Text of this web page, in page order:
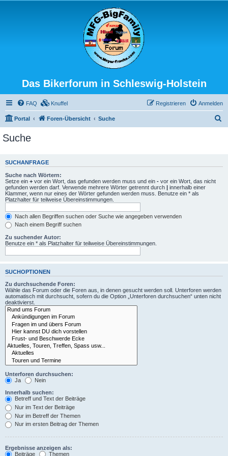
Das Bikerforum in Schleswig-Holstein
FAQ Knuffel Anmelden
Registrieren
Portal Foren-Übersicht Suche
e
Suche
SUCHANFRAGE
Suche nach Wörtern:
Setze ein + vor ein Wort, das gefunden werden muss und ein - vor ein Wort, das nicht
gefunden werden darf. Verwende mehrere Wörter getrennt durch | innerhalb einer
Klammer, wenn nur eines der Wörter gefunden werden muss. Benutze ein * als
Platzhalter für teilweise Übereinstimmungen.
Nach allen Begriffen suchen oder Suche wie angegeben verwenden
Nach einem Begriff suchen
Zu suchender Autor:
Benutze ein * als Platzhalter für teilweise Übereinstimmungen.
SUCHOPTIONEN
Zu durchsuchende Foren:
Wähle das Forum oder die Foren aus, in denen gesucht werden soll. Unterforen werden
automatisch mit durchsucht, sofern du die Option „Unterforen durchsuchen“ unten nicht
deaktivierst.
Unterforen durchsuchen:
Ja
Nein
Innerhalb suchen:
Betreff und Text der Beiträge
Nur im Text der Beiträge
Nur im Betreff der Themen
Nur im ersten Beitrag der Themen
Ergebnisse anzeigen als:
Beiträge
Themen